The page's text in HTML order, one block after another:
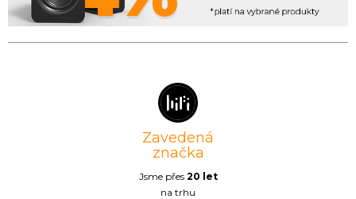
Zavedená
značka
Jsme přes 20 let
na trhu